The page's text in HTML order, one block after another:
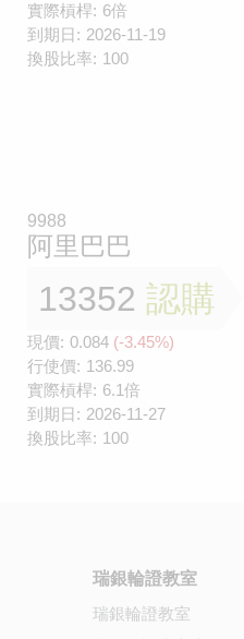
實際槓桿: 6倍
到期日: 2026-11-19
換股比率: 100
9988
阿里巴巴
13352 認購
現價: 0.084 (-3.45%)
行使價: 136.99
實際槓桿: 6.1倍
到期日: 2026-11-27
換股比率: 100
瑞銀輪證教室
瑞銀輪證教室